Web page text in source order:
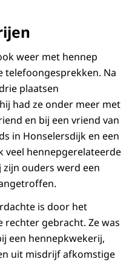
weer met hennep
telefoongesprekken. Na
plaatsen
had ze onder meer met
en bij een vriend van
in Honselersdijk en een
veel hennepgerelateerde
ouders werd een
is door het
gebracht. Ze was
een hennepkwekerij,
uit misdrijf afkomstige